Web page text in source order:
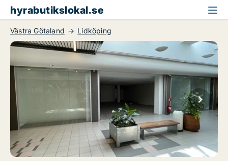
hyrabutikslokal.se
Västra Götaland Lidköping